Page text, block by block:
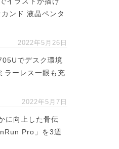
ンド 液晶ペンタ
2022年5月26日
でデスク環境
ラーレス一眼も充
2022年5月7日
に向上した骨伝
Pro」を3週